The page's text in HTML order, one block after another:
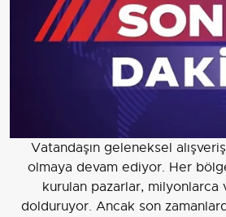
Vatandaşın geleneksel
olmaya devam ediyor. Her
kurulan pazarlar, milyonlarca
dolduruyor. Ancak son